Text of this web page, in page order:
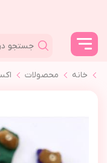
خانه محصولات